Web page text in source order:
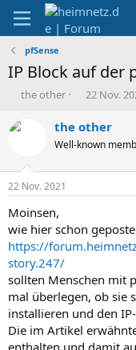
pfSense
IP Block auf der
E
s
e
r
the other
E
s
e
t
22 Nov.
the other
Well-known
22 Nov. 2021
Moinsen,
wie hier schon
https://
story.247/
sollten Menschen mit
mal überlegen, ob sie
installieren und den
Die im Artikel
enthalten und damit